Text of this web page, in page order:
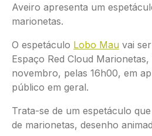
Aveiro apresenta um
marionetas.
O espetáculo Lobo Mau vai
Espaço Red Cloud Marionetas,
novembro, pelas 16h00, em
público em geral.
Trata-se de um espetáculo
de marionetas, desenho